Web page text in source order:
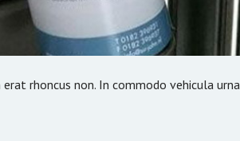
rhoncus non. In commodo vehicula urna,